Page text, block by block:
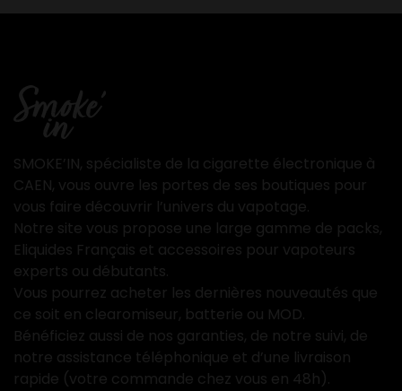
SMOKE’IN, spécialiste de la cigarette électronique à
CAEN, vous ouvre les portes de ses boutiques pour
vous faire découvrir l’univers du vapotage.
Notre site vous propose une large gamme de packs,
Eliquides Français et accessoires pour vapoteurs
experts ou débutants.
Vous pourrez acheter les dernières nouveautés que
ce soit en clearomiseur, batterie ou MOD.
Bénéficiez aussi de nos garanties, de notre suivi, de
notre assistance téléphonique et d’une livraison
rapide (votre commande chez vous en 48h).